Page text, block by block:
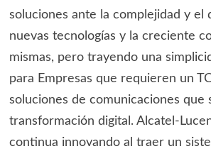
soluciones ante la complejidad y el
nuevas tecnologías y la creciente
mismas, pero trayendo una
para Empresas que requieren un
soluciones de comunicaciones que
transformación digital. Alcatel-
continua innovando al traer un